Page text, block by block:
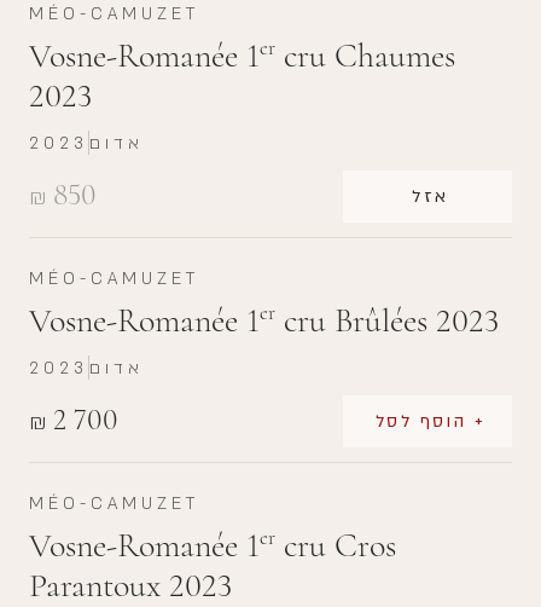
MÉO-CAMUZET
Vosne-Romanée 1er cru Chaumes
2023
₪ 850 אזל
2023 אדום
MÉO-CAMUZET
Vosne-Romanée 1er cru Brûlées 2023
₪ 2 700 + הוסף לסל
2023 אדום
MÉO-CAMUZET
Vosne-Romanée 1er cru Cros
Parantoux 2023